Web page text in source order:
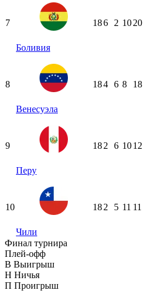
7
Боливия
186 2 1020
8
Венесуэла
184 6 8 18
9
Перу
182 6 1012
10
Чили
182 5 11 11
Финал турнира
Плей-офф
В Выигрыш
Н Ничья
П Проигрыш